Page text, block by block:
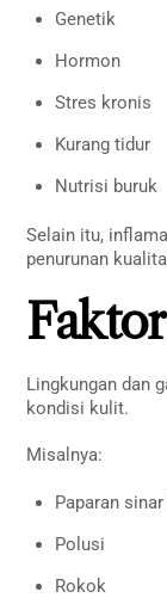
Genetik
Hormon
Stres kronis
Kurang tidur
Nutrisi buruk
Selain itu,
penurunan
Lingkungan dan
kondisi kulit.
Misalnya:
Paparan
Polusi
Rokok